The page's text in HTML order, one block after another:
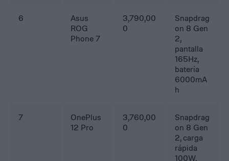
6
Asus
ROG
Phone 7
3,790,00
0
Snapdrag
on 8 Gen
2,
pantalla
165Hz,
batería
6000mA
h
7
OnePlus
12 Pro
3,760,00
0
Snapdrag
on 8 Gen
2, carga
rápida
100W,